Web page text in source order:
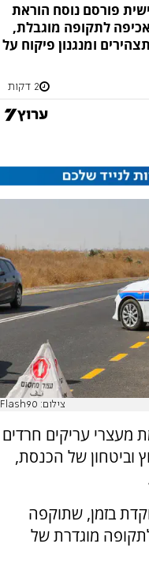
פורסם נוסח הוראת
לתקופה מוגבלת,
ומנגנון פיקוח על
2 דקות
צילום: Flash90
עריקים חרדים
וביטחון של הכנסת,
בזמן, שתוקפה
מוגדרת של